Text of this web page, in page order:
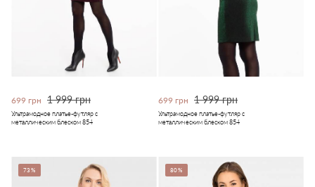
699 грн 1 999 грн
Ультрамодное платье-футляр с
металлическим блеском 854
699 грн 1 999 грн
Ультрамодное платье-футляр с
металлическим блеском 854
73% 80%